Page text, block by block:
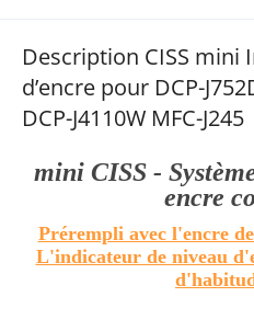
Description CISS mini
d’encre pour DCP-
DCP-J4110W MFC-J245
mini CISS -
encre
Prérempli avec l'encre
L'indicateur de niveau